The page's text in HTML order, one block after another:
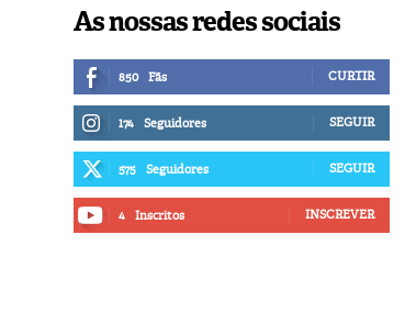
As nossas redes sociais
850 Fãs CURTIR
174 Seguidores SEGUIR
575 Seguidores SEGUIR
4 Inscritos INSCREVER